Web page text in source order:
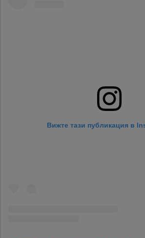
Вижте тази публикация в